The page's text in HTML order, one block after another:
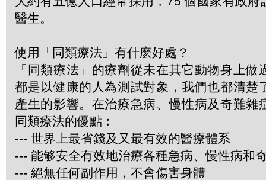
醫生。
使用「同類療法」有什麽好處？
「同類療法」的療劑從未在其它動物身上做
都是以健康的人為測試對象，我們也都清楚
產生的影響。在治療急病、慢性病及奇難雜
同類療法的優點︰
--- 世界上最省錢及又最有效的醫療體系
--- 能够安全有效地治療各種急病、慢性病和
--- 絕無任何副作用，不會傷害身體